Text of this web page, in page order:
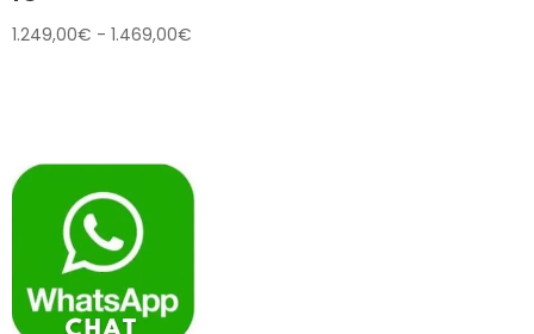
1.249,00€ - 1.469,00€
1.469,00€